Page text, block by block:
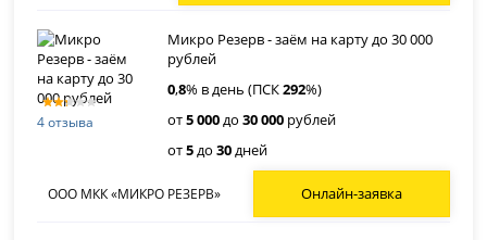
4 отзыва
Микро Резерв - заём на карту до 30 000
рублей
0,8% в день (ПСК292%)
от5 000до30 000 рублей
от5до30дней
ООО МКК «МИКРО РЕЗЕРВ» Онлайн-заявка